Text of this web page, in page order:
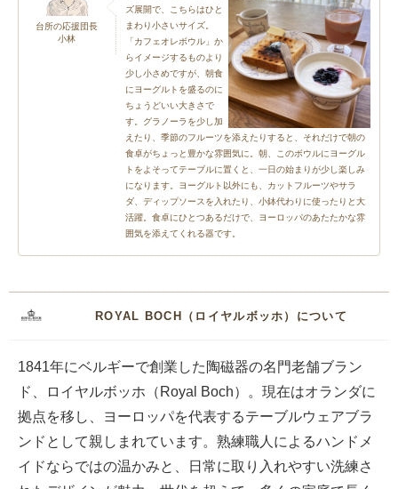
台所の応援団長
小林
ズ展開で、こちらはひと
まわり小さいサイズ。
「カフェオレボウル」か
らイメージするものより
少し小さめですが、朝食
にヨーグルトを盛るのに
ちょうどいい大きさで
す。グラノーラを少し加
えたり、季節のフルーツを添えたりすると、それだけで朝の
食卓がちょっと豊かな雰囲気に。朝、このボウルにヨーグル
トをよそってテーブルに置くと、一日の始まりが少し楽しみ
になります。ヨーグルト以外にも、カットフルーツやサラ
ダ、ディップソースを入れたり、小鉢代わりに使ったりと大
活躍。食卓にひとつあるだけで、ヨーロッパのあたたかな雰
囲気を添えてくれる器です。
ROYAL BOCH（ロイヤルボッホ）について
1841年にベルギーで創業した陶磁器の名門老舗ブラン
ド、ロイヤルボッホ（Royal Boch）。現在はオランダに
拠点を移し、ヨーロッパを代表するテーブルウェアブラ
ンドとして親しまれています。熟練職人によるハンドメ
イドならではの温かみと、日常に取り入れやすい洗練さ